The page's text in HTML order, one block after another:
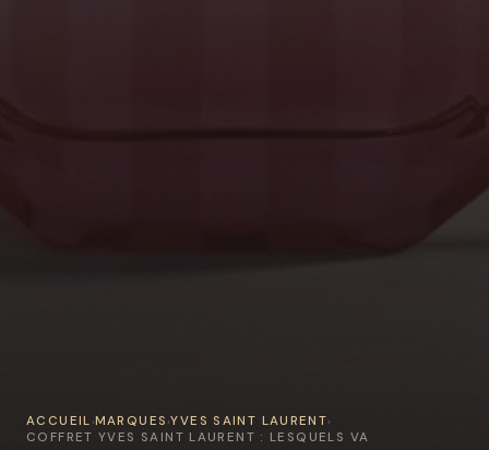
ACCUEIL ›MARQUES ›YVES SAINT LAURENT›
COFFRET YVES SAINT LAURENT : LESQUELS VA